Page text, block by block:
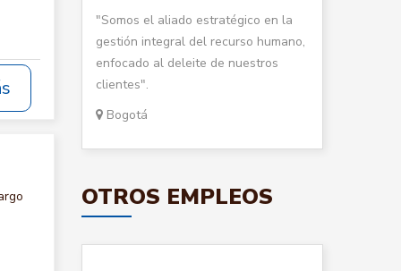
"Somos el aliado estratégico en la
gestión integral del recurso humano,
enfocado al deleite de nuestros
clientes".
Bogotá
OTROS EMPLEOS